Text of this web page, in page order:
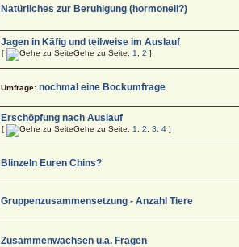
Natürliches zur Beruhigung (hormonell?)
Jagen in Käfig und teilweise im Auslauf
[ Gehe zu Seite: 1 ,2 ]
Umfrage:nochmal eine Bockumfrage
Erschöpfung nach Auslauf
[ Gehe zu Seite: 1 ,2 ,3 ,4 ]
Blinzeln Euren Chins?
Gruppenzusammensetzung - Anzahl Tiere
Zusammenwachsen u.a. Fragen